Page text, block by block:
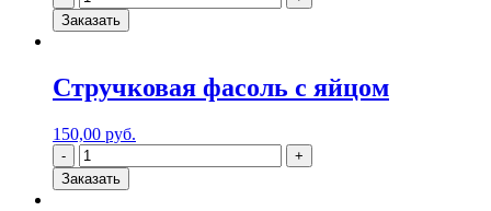
Заказать
Стручковая фасоль с яйцом
150,00 руб.
Заказать